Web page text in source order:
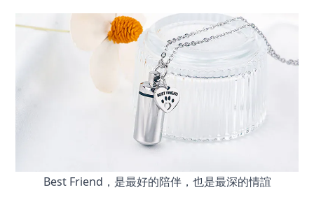
Best Friend，是最好的陪伴，也是最深的情誼